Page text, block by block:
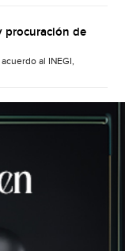
procuración de
al INEGI,